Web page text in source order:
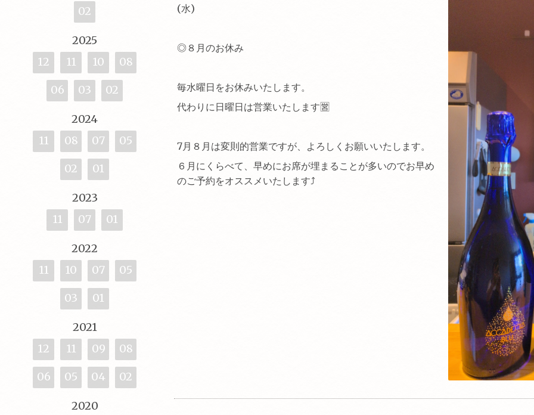
(水)
◎８月のお休み
毎水曜日をお休みいたします。
代わりに日曜日は営業いたします🈺
7月８月は変則的営業ですが、よろしくお願いいたします。
６月にくらべて、早めにお席が埋まることが多いのでお早め
のご予約をオススメいたします⤴️
02
2025
12
11 10 08
06 03 02
2024
11
08 07 05
02 01
2023
11
07 01
2022
11
10 07 05
03 01
2021
12
11 09 08
06 05 04 02
2020